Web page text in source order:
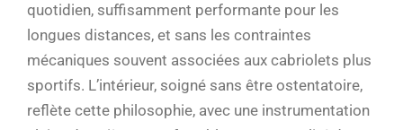
quotidien, suffisamment performante pour les
longues distances, et sans les contraintes
mécaniques souvent associées aux cabriolets plus
sportifs. L’intérieur, soigné sans être ostentatoire,
reflète cette philosophie, avec une instrumentation